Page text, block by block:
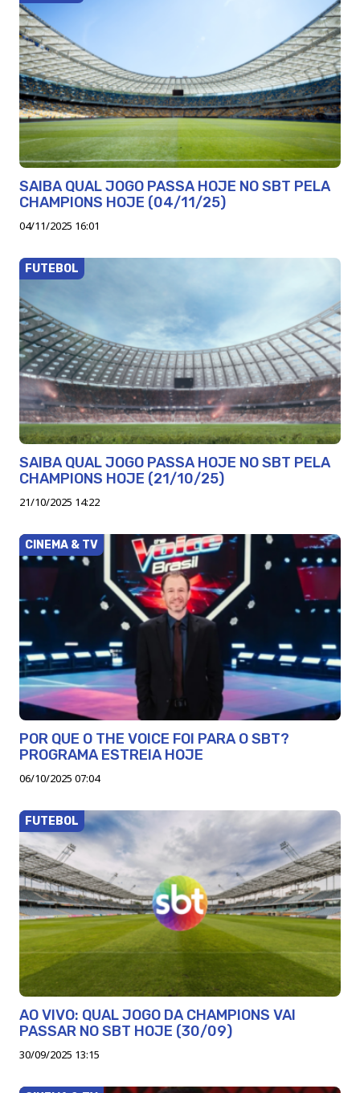
SAIBA QUAL JOGO PASSA HOJE NO SBT PELA
CHAMPIONS HOJE (04/11/25)
04/11/2025 16:01
FUTEBOL
SAIBA QUAL JOGO PASSA HOJE NO SBT PELA
CHAMPIONS HOJE (21/10/25)
21/10/2025 14:22
CINEMA & TV
POR QUE O THE VOICE FOI PARA O SBT?
PROGRAMA ESTREIA HOJE
06/10/2025 07:04
FUTEBOL
AO VIVO: QUAL JOGO DA CHAMPIONS VAI
PASSAR NO SBT HOJE (30/09)
30/09/2025 13:15